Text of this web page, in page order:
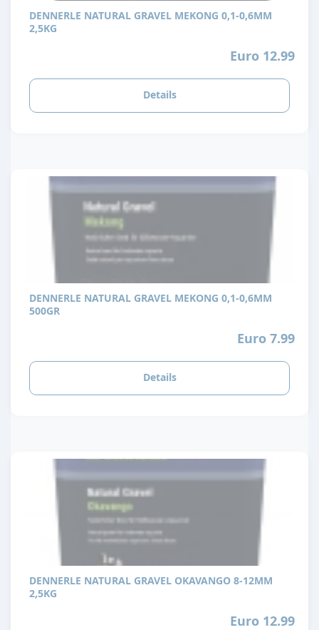
DENNERLE NATURAL GRAVEL MEKONG 0,1-0,6MM
2,5KG
Euro 12.99
Details
DENNERLE NATURAL GRAVEL MEKONG 0,1-0,6MM
500GR
Euro 7.99
Details
DENNERLE NATURAL GRAVEL OKAVANGO 8-12MM
2,5KG
Euro 12.99